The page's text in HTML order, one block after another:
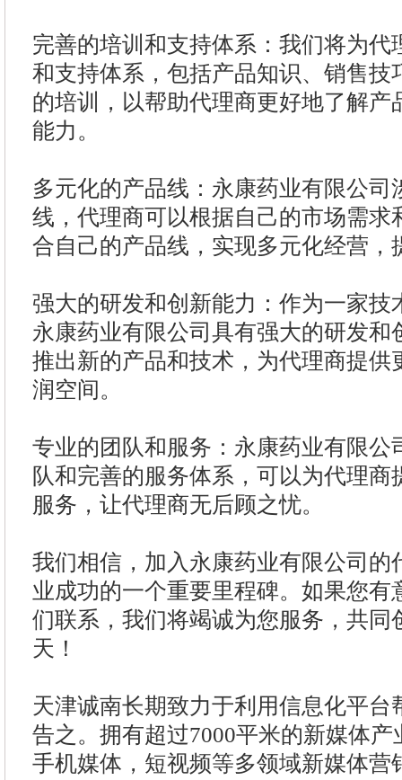
完善的培训和支持体系：我们将为代
和支持体系，包括产品知识、销售技
的培训，以帮助代理商更好地了解产
能力。
多元化的产品线：永康药业有限公司
线，代理商可以根据自己的市场需求
合自己的产品线，实现多元化经营，
强大的研发和创新能力：作为一家技
永康药业有限公司具有强大的研发和
推出新的产品和技术，为代理商提供
润空间。
专业的团队和服务：永康药业有限公
队和完善的服务体系，可以为代理商
服务，让代理商无后顾之忧。
我们相信，加入永康药业有限公司的
业成功的一个重要里程碑。如果您有
们联系，我们将竭诚为您服务，共同
天！
天津诚南长期致力于利用信息化平台
告之。拥有超过7000平米的新媒体
手机媒体，短视频等多领域新媒体营